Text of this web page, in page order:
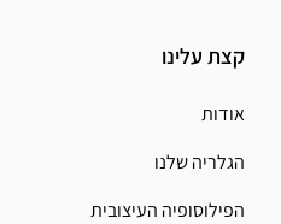
קצת עלינו
אודות
הגלריה שלנו
הפילוסופיה העיצובית